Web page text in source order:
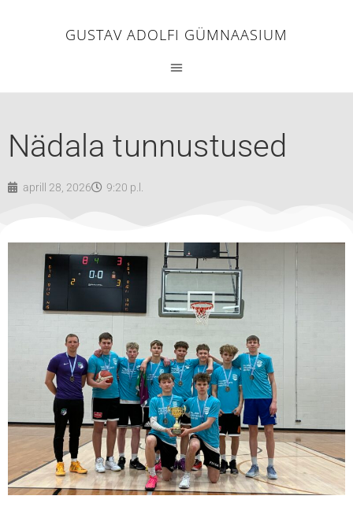
GUSTAV ADOLFI GÜMNAASIUM
Nädala tunnustused
aprill 28, 2026 9:20 p.l.